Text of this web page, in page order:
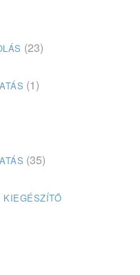
(23)
(1)
(35)
KIEGÉSZÍTŐ